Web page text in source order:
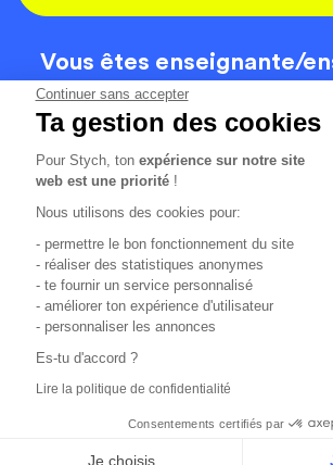
Continuer sans accepter
Ta gestion des cookies
Pour Stych, tonexpérience sur notre site
web est une priorité !
Nous utilisons des cookies pour:
- permettre le bon fonctionnement du site
- réaliser des statistiques anonymes
- te fournir un service personnalisé
- améliorer ton expérience d'utilisateur
- personnaliser les annonces
Es-tu d'accord ?
Lire la politique de confidentialité
Consentements certifiés par
Je choisis
Vous êtes enseignante/
On recrute
Code de la route
Localisation
Contact
Tous les avis clients4.6/5 (51148 avis publiés)
Comment sont calculés nos taux de réussite ?
passé leur examen une ou deux fois au cours